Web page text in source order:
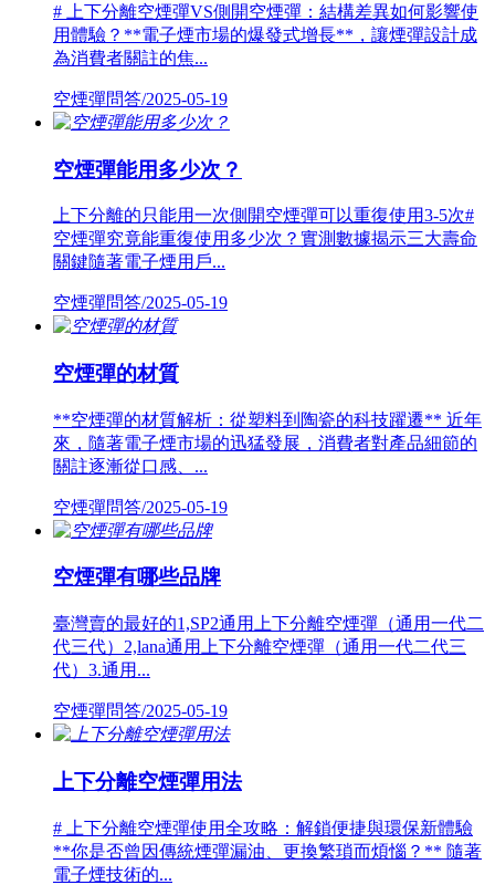
# 上下分離空煙彈VS側開空煙彈：結構差異如何影響使
用體驗？**電子煙市場的爆發式增長**，讓煙彈設計成
為消費者關註的焦...
空煙彈問答/2025-05-19
空煙彈能用多少次？
上下分離的只能用一次側開空煙彈可以重復使用3-5次#
空煙彈究竟能重復使用多少次？實測數據揭示三大壽命
關鍵隨著電子煙用戶...
空煙彈問答/2025-05-19
空煙彈的材質
**空煙彈的材質解析：從塑料到陶瓷的科技躍遷** 近年
來，隨著電子煙市場的迅猛發展，消費者對產品細節的
關註逐漸從口感、...
空煙彈問答/2025-05-19
空煙彈有哪些品牌
臺灣賣的最好的1,SP2通用上下分離空煙彈（通用一代二
代三代）2,lana通用上下分離空煙彈（通用一代二代三
代）3.通用...
空煙彈問答/2025-05-19
上下分離空煙彈用法
# 上下分離空煙彈使用全攻略：解鎖便捷與環保新體驗
**你是否曾因傳統煙彈漏油、更換繁瑣而煩惱？** 隨著
電子煙技術的...